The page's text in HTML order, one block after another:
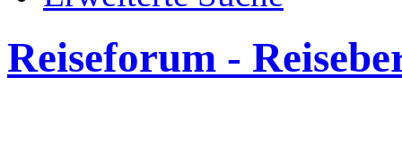
Reiseforum -